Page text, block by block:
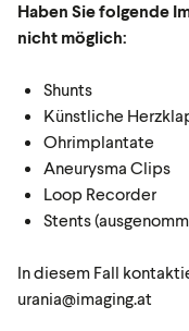
Haben Sie folgende
nicht möglich:
Shunts
Künstliche
Ohrimplantate
Aneurysma Clips
Loop Recorder
Stents
In diesem Fall
urania@imaging.at